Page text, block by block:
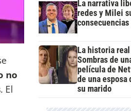
no
. El
La narrativa
redes y Milei
La historia
Sombras de
película de
de una esposa
su marido